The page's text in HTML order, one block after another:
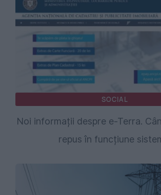
SOCIAL
Noi informații despre e-Terra.
repus în funcțiune